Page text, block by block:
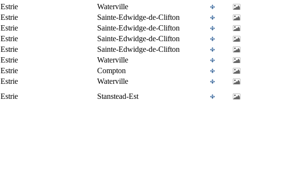
Estrie
Waterville
Estrie
Sainte-Edwidge-de-Clifton
Estrie
Sainte-Edwidge-de-Clifton
Estrie
Sainte-Edwidge-de-Clifton
Estrie
Sainte-Edwidge-de-Clifton
Estrie
Waterville
Estrie
Compton
Estrie
Waterville
Estrie Stanstead-Est